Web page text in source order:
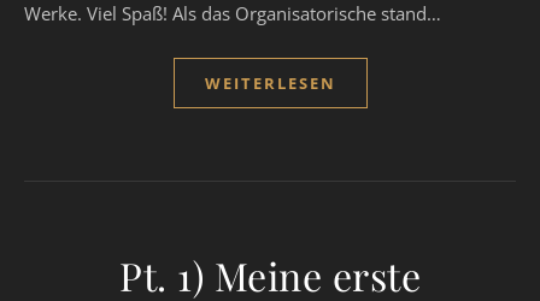
Werke. Viel Spaß! Als das Organisatorische stand…
WEITERLESEN
Pt. 1) Meine erste